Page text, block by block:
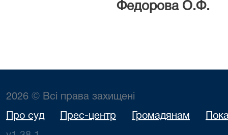
Федорова О.Ф.
2026 © Всі права захищені
Про суд Прес-центр Громадянам